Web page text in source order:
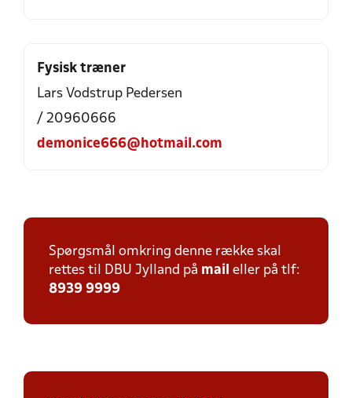
Fysisk træner
Lars Vodstrup Pedersen
/ 20960666
demonice666@hotmail.com
Spørgsmål omkring denne række skal
rettes til DBU Jylland på mail eller på tlf:
8939 9999